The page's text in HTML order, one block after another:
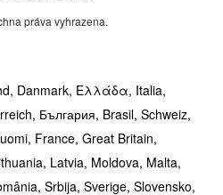
práva vyhrazena.
Danmark, Ελλάδα, Italia,
България, Brasil, Schweiz,
France, Great Britain,
Latvia, Moldova, Malta,
Srbija, Sverige, Slovensko,